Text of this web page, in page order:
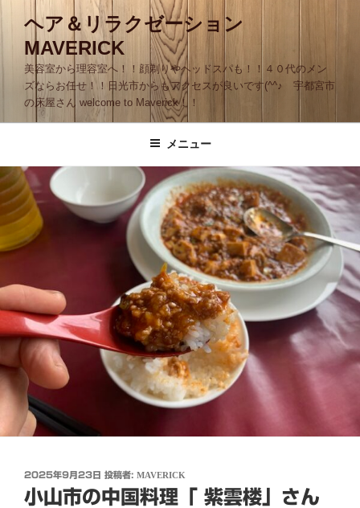
ス
プ
ヘア＆リラクゼーション
MAVERICK
美容室から理容室へ！！顔剃りやヘッドスパも！！４０代のメン
ズならお任せ！！日光市からもアクセスが良いです(^^♪ 宇都宮市
の床屋さん welcome to Maverick！！
メニュー
投
日:
2025年9月23日 投稿者: MAVERICK
小山市の中国料理「 紫雲楼」さん